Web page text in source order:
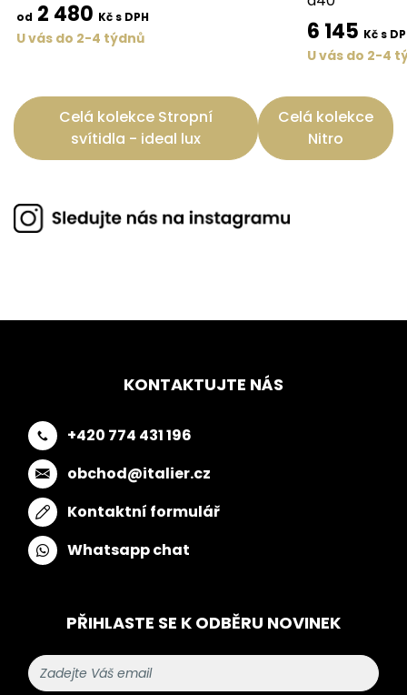
od 2 480 Kč s DPH
U vás do 2-4 týdnů 6 145 Kč s
U vás do 2-4
Celá kolekce Stropní
svítidla - ideal lux
Celá kolekce
Nitro
KONTAKTUJTE NÁS
+420 774 431 196
obchod@italier.cz
Kontaktní formulář
Whatsapp chat
PŘIHLASTE SE K ODBĚRU NOVINEK